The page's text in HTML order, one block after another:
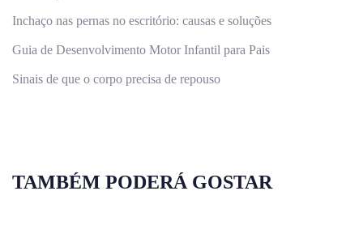
Inchaço nas pernas no escritório: causas e soluções
Guia de Desenvolvimento Motor Infantil para Pais
Sinais de que o corpo precisa de repouso
TAMBÉM PODERÁ GOSTAR